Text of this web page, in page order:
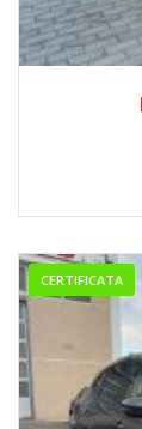
CERTIFICATA